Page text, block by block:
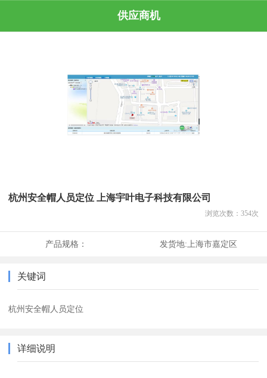
供应商机
杭州安全帽人员定位 上海宇叶电子科技有限公司
浏览次数： 354次
产品规格： 发货地:上海市嘉定区
关键词
杭州安全帽人员定位
详细说明